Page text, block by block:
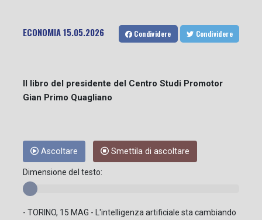
ECONOMIA15.05.2026 Condividere Condividere
Il libro del presidente del Centro Studi Promotor
Gian Primo Quagliano
Ascoltare Smettila di ascoltare
Dimensione del testo:
- TORINO, 15 MAG - L'intelligenza artificiale sta cambiando